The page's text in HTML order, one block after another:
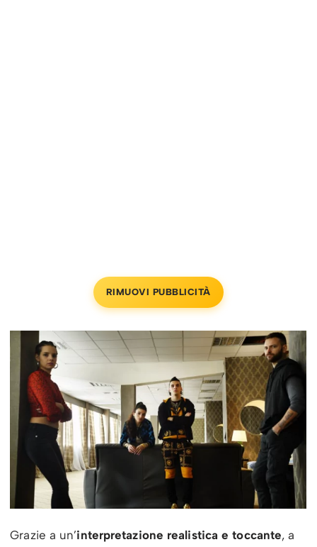
RIMUOVI PUBBLICITÀ
Grazie a un’interpretazione realistica e toccante, a